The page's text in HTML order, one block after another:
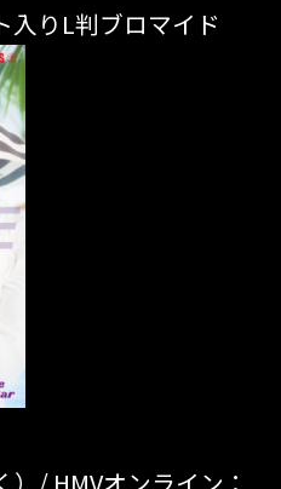
入りL判ブロマイド
/ HMVオンライン：